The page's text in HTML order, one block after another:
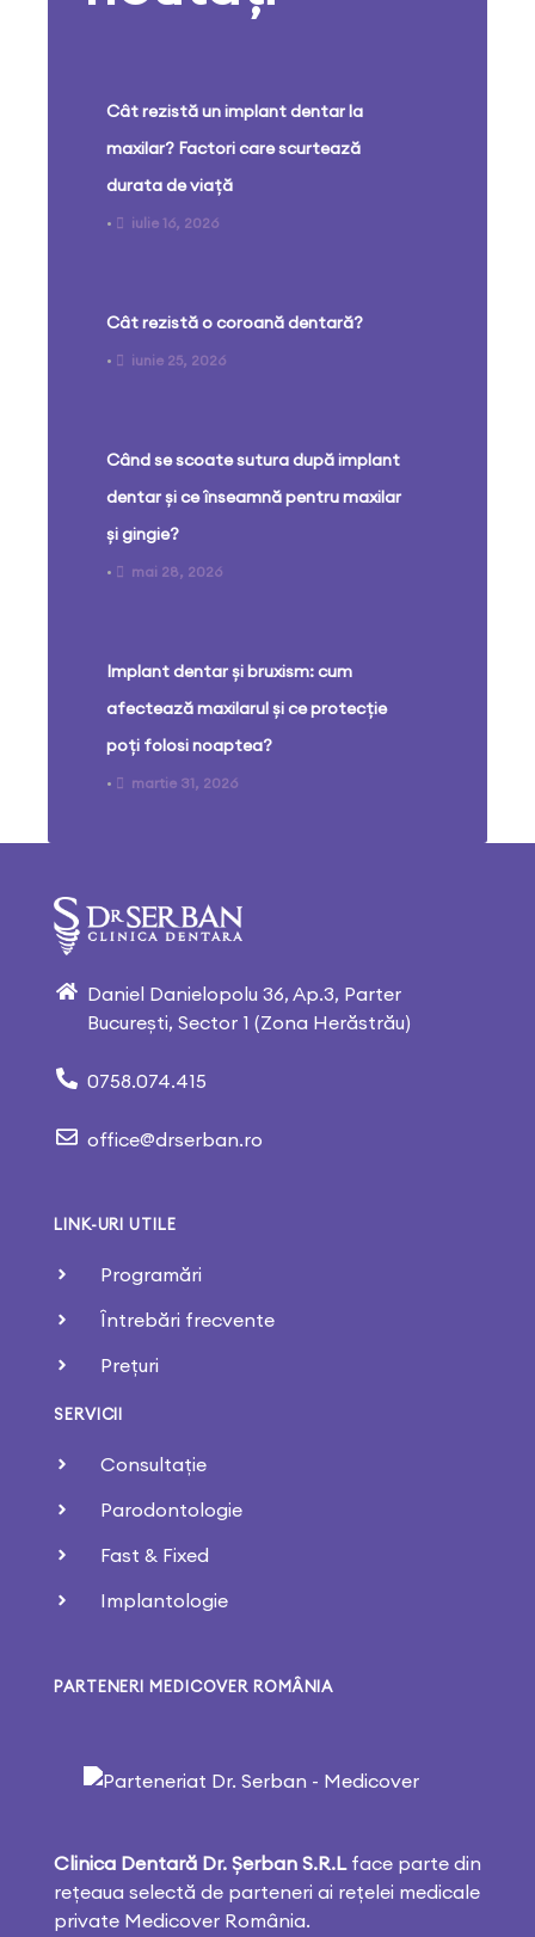
Cât rezistă un implant dentar la
maxilar? Factori care scurtează
durata de viață
• iulie 16, 2026
Cât rezistă o coroană dentară?
• iunie 25, 2026
Când se scoate sutura după implant
dentar și ce înseamnă pentru maxilar
și gingie?
• mai 28, 2026
Implant dentar și bruxism: cum
afectează maxilarul și ce protecție
poți folosi noaptea?
• martie 31, 2026
Daniel Danielopolu 36, Ap.3, Parter
București, Sector 1 (Zona Herăstrău)
0758.074.415
office@drserban.ro
LINK-URI UTILE
Programări
Întrebări frecvente
Prețuri
SERVICII
Consultație
Parodontologie
Fast & Fixed
Implantologie
PARTENERI MEDICOVER ROMÂNIA
Clinica Dentară Dr. Șerban S.R.Lface parte din
rețeaua selectă de parteneri ai rețelei medicale
private Medicover România.